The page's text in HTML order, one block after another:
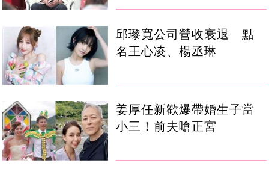
邱瓈寬公司營收衰退 點
名王心凌、楊丞琳
姜厚任新歡爆帶婚生子當
小三！前夫嗆正宮